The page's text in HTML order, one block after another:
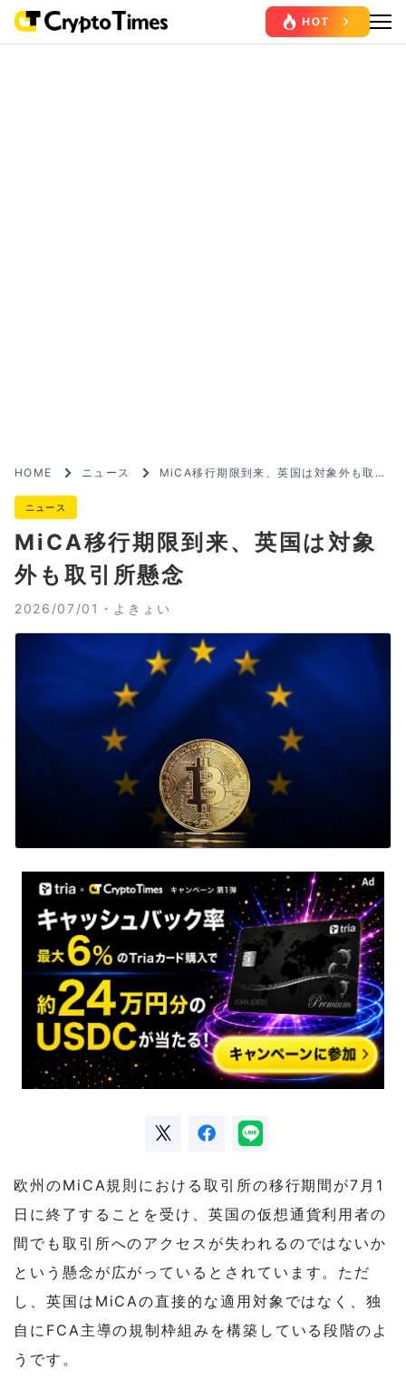
HOME ニュース
MiCA移行期限到来、英国は対象外も取引
ニュース
MiCA移行期限到来、英国は対象
外も取引所懸念
2026/07/01・ よきょい
欧州のMiCA規則における取引所の移行期間が7月1
日に終了することを受け、英国の仮想通貨利用者の
間でも取引所へのアクセスが失われるのではないか
という懸念が広がっているとされています。ただ
し、英国はMiCAの直接的な適用対象ではなく、独
自にFCA主導の規制枠組みを構築している段階のよ
うです。